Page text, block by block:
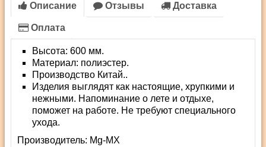
Описание Отзывы Доставка
Оплата
Высота: 600 мм.
Материал: полиэстер.
Производство Китай..
Изделия выглядят как настоящие, хрупкими и
нежными. Напоминание о лете и отдыхе,
поможет на работе. Не требуют специального
ухода.
Производитель: Mg-MX